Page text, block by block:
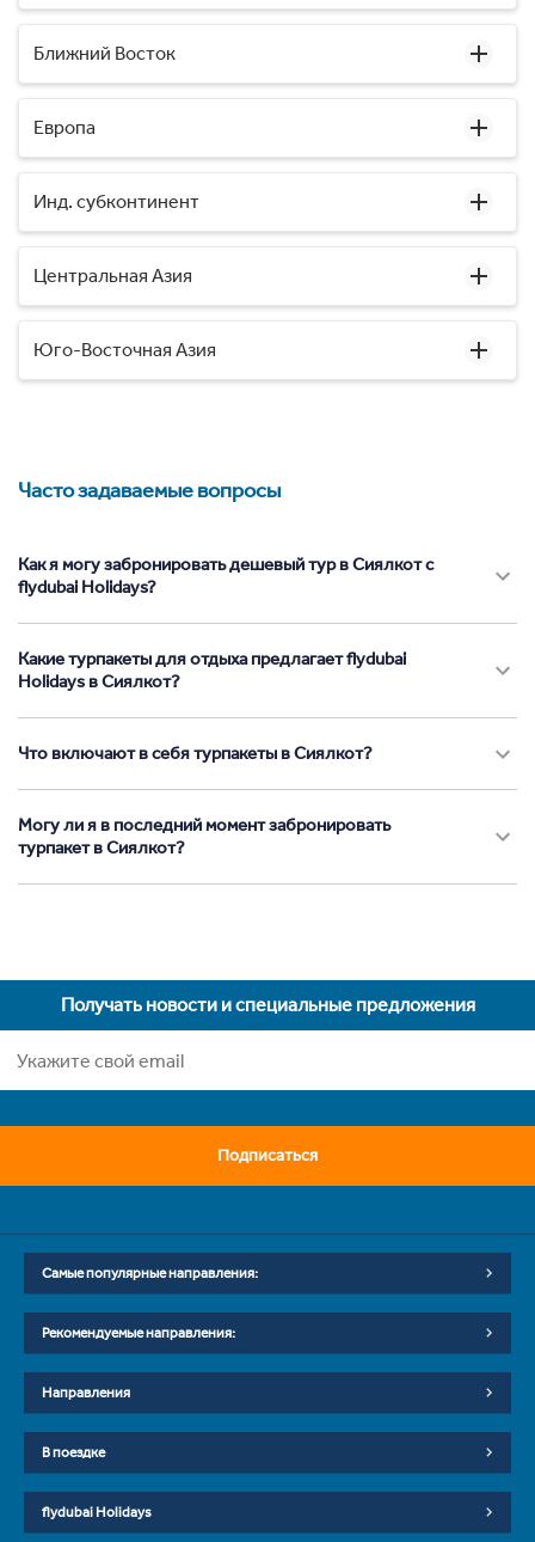
Ближний Восток
Европа
Инд. субконтинент
Центральная Азия
Юго-Восточная Азия
Часто задаваемые вопросы
Как я могу забронировать дешевый тур в Сиялкот с
flydubai Holidays?
Какие турпакеты для отдыха предлагает flydubai
Holidays в Сиялкот?
Что включают в себя турпакеты в Сиялкот?
Могу ли я в последний момент забронировать
турпакет в Сиялкот?
Получать новости и специальные предложения
Подписаться
Самые популярные направления:
Рекомендуемые направления:
Направления
В поездке
flydubai Holidays